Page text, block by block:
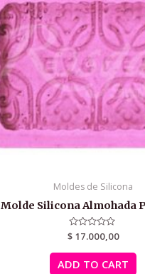
Moldes de Silicona
Molde Silicona Almohada
Rated
0
out
of
5
$17.000,00
ADD TO CART